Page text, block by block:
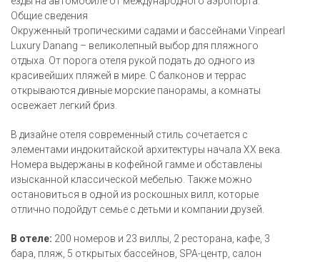
Общие сведения
Окруженный тропическими садами и бассейнами Vinpearl
Luxury Danang – великолепный выбор для пляжного
отдыха. От порога отеля рукой подать до одного из
красивейших пляжей в мире. С балконов и террас
открываются дивные морские панорамы, а комнаты
освежает легкий бриз.
В дизайне отеля современный стиль сочетается с
элементами индокитайской архитектуры начала XX века.
Номера выдержаны в кофейной гамме и обставлены
изысканной классической мебелью. Также можно
остановиться в одной из роскошных вилл, которые
отлично подойдут семье с детьми и компании друзей.
В отеле: 200 номеров и 23 виллы, 2 ресторана, кафе, 3
бара, пляж, 5 открытых бассейнов, SPA-центр, салон